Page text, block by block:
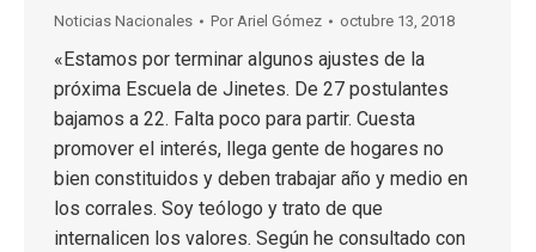
Noticias Nacionales Por Ariel Gómez octubre 13, 2018
«Estamos por terminar algunos ajustes de la
próxima Escuela de Jinetes. De 27 postulantes
bajamos a 22. Falta poco para partir. Cuesta
promover el interés, llega gente de hogares no
bien constituidos y deben trabajar año y medio en
los corrales. Soy teólogo y trato de que
internalicen los valores. Según he consultado con